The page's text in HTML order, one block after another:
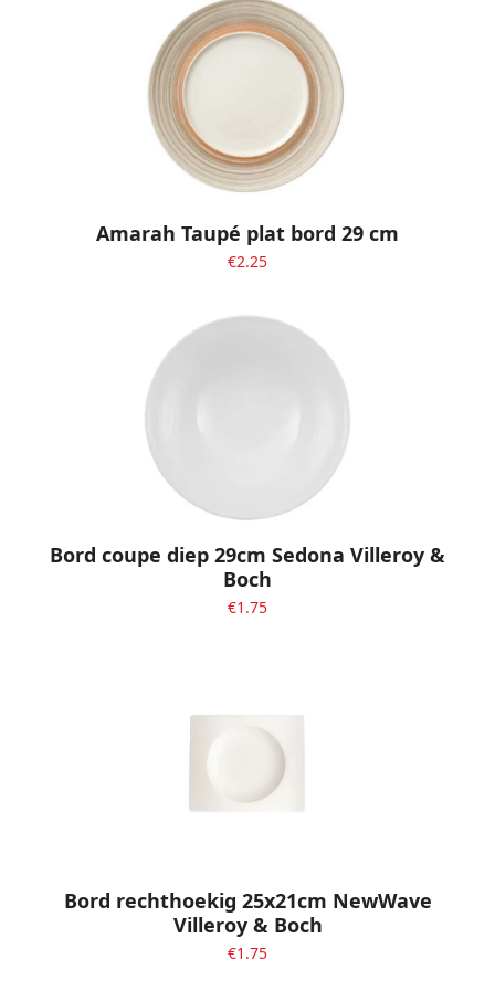
Amarah Taupé plat bord 29 cm
€2.25
Bord coupe diep 29cm Sedona Villeroy &
Boch
€1.75
Bord rechthoekig 25x21cm NewWave
Villeroy & Boch
€1.75